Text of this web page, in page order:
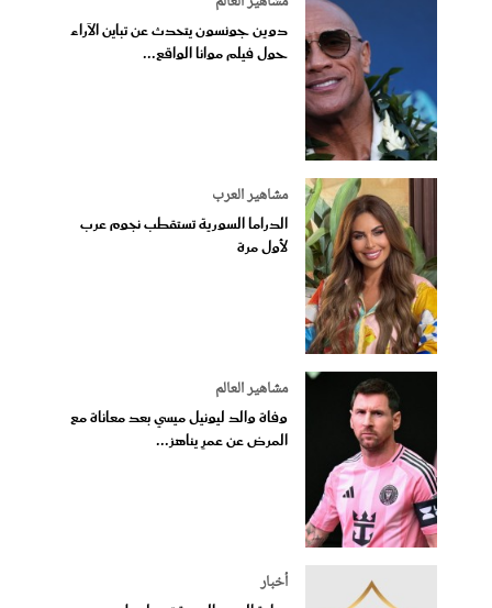
دوين جونسون يتحدث عن تباين الآراء
حول فيلم موانا الواقع...
مشاهير العرب
الدراما السورية تستقطب نجوم عرب
لأول مرة
مشاهير العالم
وفاة والد ليونيل ميسي بعد معاناة مع
المرض عن عمرٍ يناهز...
أخبار